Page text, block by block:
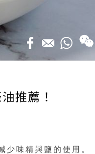
推薦！
少味精與鹽的使用。